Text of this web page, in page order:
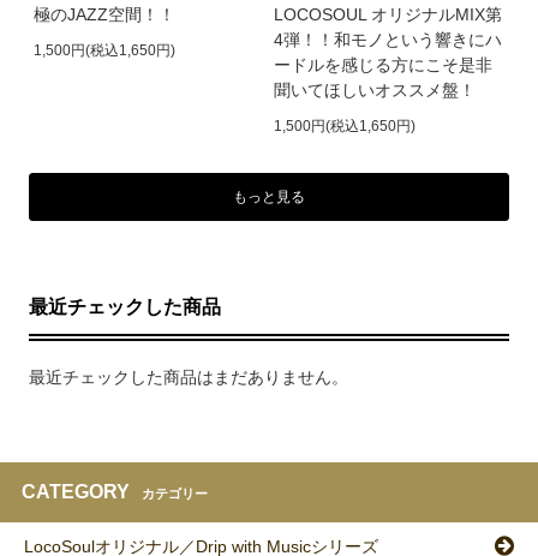
極のJAZZ空間！！
1,500円(税込1,650円)
LOCOSOUL オリジナルMIX第
4弾！！和モノという響きにハ
ードルを感じる方にこそ是非
聞いてほしいオススメ盤！
1,500円(税込1,650円)
もっと見る
最近チェックした商品
最近チェックした商品はまだありません。
CATEGORY カテゴリー
LocoSoulオリジナル／Drip with Musicシリーズ